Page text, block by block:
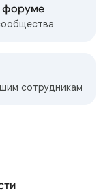
форуме
сотрудникам